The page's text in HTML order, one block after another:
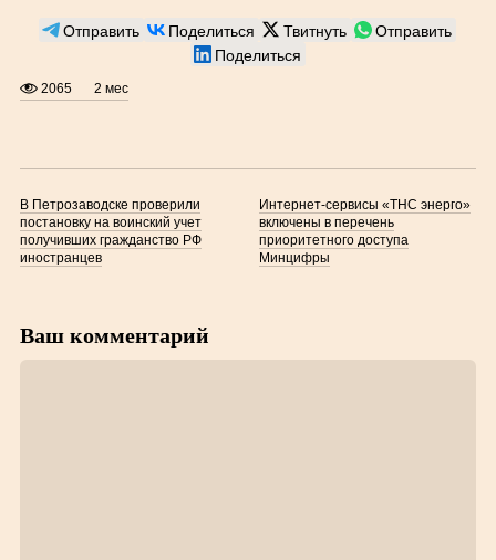
Отправить Поделиться Твитнуть
Отправить
Поделиться
2065 2 мес
В Петрозаводске проверили
постановку на воинский учет
получивших гражданство РФ
иностранцев
Интернет-сервисы «ТНС энерго»
включены в перечень
приоритетного доступа
Минцифры
Ваш комментарий